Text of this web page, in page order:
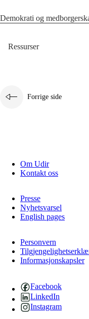
Demokrati og
Ressurser
Forrige side
Om Udir
Kontakt oss
Presse
Nyhetsvarsel
English pages
Personvern
Informasjonskapsler
Facebook
LinkedIn
Instagram